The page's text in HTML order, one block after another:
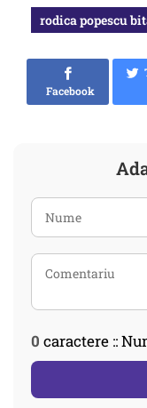
rodica popescu
Facebook
0 caractere ::